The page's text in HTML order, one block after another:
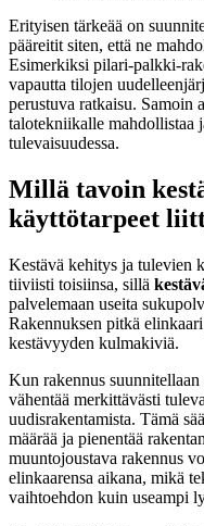
Erityisen tärkeää on
pääreitit siten, että ne
Esimerkiksi pilari-palkki-
vapautta tilojen
perustuva ratkaisu. Samoin
talotekniikalle mahdollistaa
tulevaisuudessa.
Millä tavoin
käyttötarpeet
Kestävä kehitys ja tulevien
tiiviisti toisiinsa, sillä
palvelemaan useita
Rakennuksen pitkä
kestävyyden kulmakiviä.
Kun rakennus
vähentää merkittävästi
uudisrakentamista. Tämä
määrää ja pienentää
muuntojoustava rakennus
elinkaarensa aikana, mikä
vaihtoehdon kuin useampi